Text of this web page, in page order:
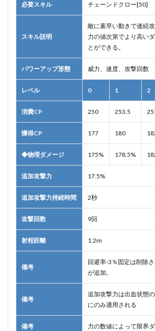
必要スキル チェーンドクロー[50]
スキル説明
敵に素早い動きで連続攻
力の値次第でより高い
とができる。
パワーアップ形態 威力、速度、攻撃回数
レベル 0 1 2
消費CP 250 253.5
獲得CP 177 180
◆物理ダメージ 175% 178.5%
追加攻撃力 17.5%
追加攻撃力持続時間 2秒
攻撃回数 9回
射程距離 1.2m
備考
回避率-3％固定は削除
が追加。
備考
追加攻撃力は出血状態
にのみ適用される
備考 力の数値によって限界